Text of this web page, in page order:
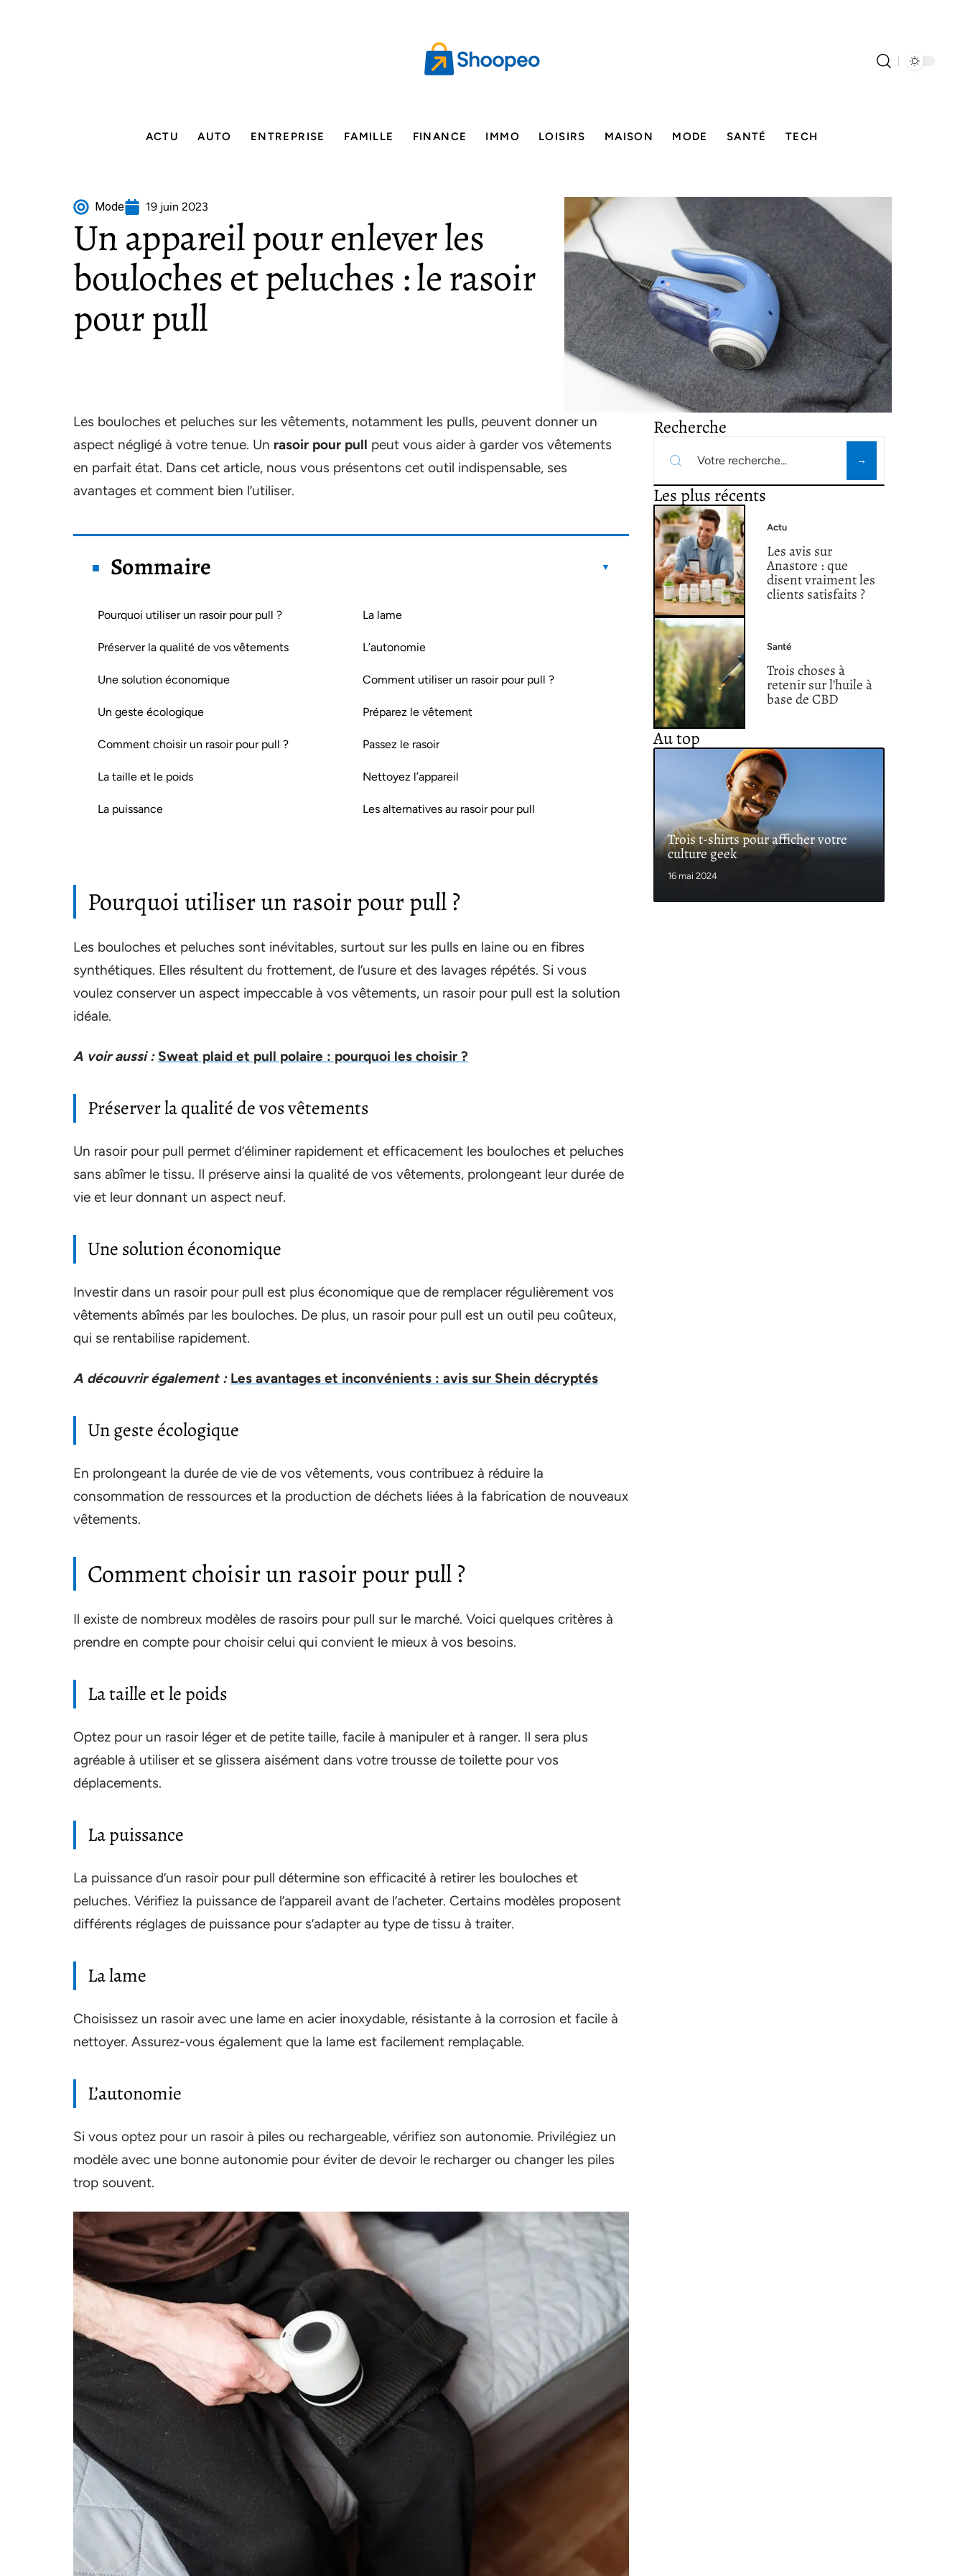
ACTU AUTO ENTREPRISE FAMILLE FINANCE IMMO LOISIRS MAISON MODE SANTÉ TECH
Mode 19 juin 2023
Un appareil pour enlever les
bouloches et peluches : le rasoir
pour pull
Les bouloches et peluches sur les vêtements, notamment les pulls, peuvent donner un
aspect négligé à votre tenue. Un rasoir pour pull peut vous aider à garder vos vêtements
en parfait état. Dans cet article, nous vous présentons cet outil indispensable, ses
avantages et comment bien l’utiliser.
Sommaire
Pourquoi utiliser un rasoir pour pull ?
Préserver la qualité de vos vêtements
Une solution économique
Un geste écologique
Comment choisir un rasoir pour pull ?
La taille et le poids
La puissance
La lame
L’autonomie
Comment utiliser un rasoir pour pull ?
Préparez le vêtement
Passez le rasoir
Nettoyez l’appareil
Les alternatives au rasoir pour pull
Pourquoi utiliser un rasoir pour pull ?
Les bouloches et peluches sont inévitables, surtout sur les pulls en laine ou en fibres
synthétiques. Elles résultent du frottement, de l’usure et des lavages répétés. Si vous
voulez conserver un aspect impeccable à vos vêtements, un rasoir pour pull est la solution
idéale.
A voir aussi : Sweat plaid et pull polaire : pourquoi les choisir ?
Préserver la qualité de vos vêtements
Un rasoir pour pull permet d’éliminer rapidement et efficacement les bouloches et peluches
sans abîmer le tissu. Il préserve ainsi la qualité de vos vêtements, prolongeant leur durée de
vie et leur donnant un aspect neuf.
Une solution économique
Investir dans un rasoir pour pull est plus économique que de remplacer régulièrement vos
vêtements abîmés par les bouloches. De plus, un rasoir pour pull est un outil peu coûteux,
qui se rentabilise rapidement.
A découvrir également : Les avantages et inconvénients : avis sur Shein décryptés
Un geste écologique
En prolongeant la durée de vie de vos vêtements, vous contribuez à réduire la
consommation de ressources et la production de déchets liées à la fabrication de nouveaux
vêtements.
Comment choisir un rasoir pour pull ?
Il existe de nombreux modèles de rasoirs pour pull sur le marché. Voici quelques critères à
prendre en compte pour choisir celui qui convient le mieux à vos besoins.
La taille et le poids
Optez pour un rasoir léger et de petite taille, facile à manipuler et à ranger. Il sera plus
agréable à utiliser et se glissera aisément dans votre trousse de toilette pour vos
déplacements.
La puissance
La puissance d’un rasoir pour pull détermine son efficacité à retirer les bouloches et
peluches. Vérifiez la puissance de l’appareil avant de l’acheter. Certains modèles proposent
différents réglages de puissance pour s’adapter au type de tissu à traiter.
La lame
Choisissez un rasoir avec une lame en acier inoxydable, résistante à la corrosion et facile à
nettoyer. Assurez-vous également que la lame est facilement remplaçable.
L’autonomie
Si vous optez pour un rasoir à piles ou rechargeable, vérifiez son autonomie. Privilégiez un
modèle avec une bonne autonomie pour éviter de devoir le recharger ou changer les piles
trop souvent.
Recherche
Les plus récents
Actu
Les avis sur
Anastore : que
disent vraiment les
clients satisfaits ?
Santé
Trois choses à
retenir sur l’huile à
base de CBD
Au top
Trois t-shirts pour afficher votre
culture geek
16 mai 2024